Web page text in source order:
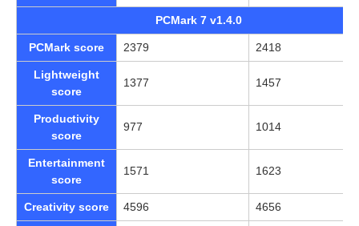
PCMark 7 v1.4.0
PCMark score 2379 2418
Lightweight
score
1377 1457
Productivity
score
977 1014
Entertainment
score
1571 1623
Creativity score 4596 4656